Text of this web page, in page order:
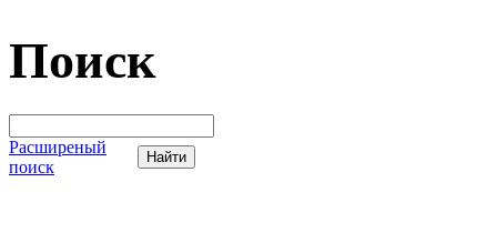
Поиск
Расширеный
поиск